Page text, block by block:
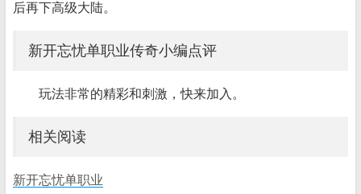
后再下高级大陆。
新开忘忧单职业传奇小编点评
玩法非常的精彩和刺激，快来加入。
相关阅读
新开忘忧单职业